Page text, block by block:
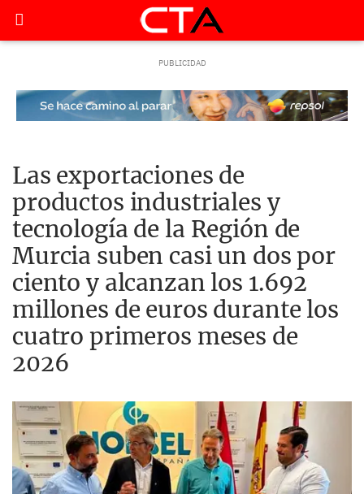
Las exportaciones de
productos industriales y
tecnología de la Región de
Murcia suben casi un dos por
ciento y alcanzan los 1.692
millones de euros durante los
cuatro primeros meses de
2026